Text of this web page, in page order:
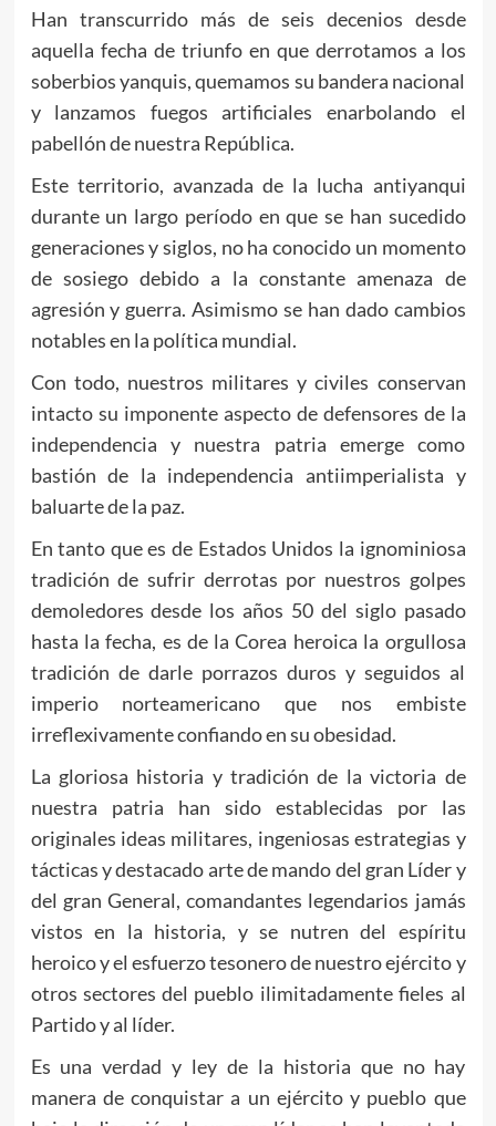
Han transcurrido más de seis decenios desde
aquella fecha de triunfo en que derrotamos a los
soberbios yanquis, quemamos su bandera nacional
y lanzamos fuegos artificiales enarbolando el
pabellón de nuestra República.
Este territorio, avanzada de la lucha antiyanqui
durante un largo período en que se han sucedido
generaciones y siglos, no ha conocido un momento
de sosiego debido a la constante amenaza de
agresión y guerra. Asimismo se han dado cambios
notables en la política mundial.
Con todo, nuestros militares y civiles conservan
intacto su imponente aspecto de defensores de la
independencia y nuestra patria emerge como
bastión de la independencia antiimperialista y
baluarte de la paz.
En tanto que es de Estados Unidos la ignominiosa
tradición de sufrir derrotas por nuestros golpes
demoledores desde los años 50 del siglo pasado
hasta la fecha, es de la Corea heroica la orgullosa
tradición de darle porrazos duros y seguidos al
imperio norteamericano que nos embiste
irreflexivamente confiando en su obesidad.
La gloriosa historia y tradición de la victoria de
nuestra patria han sido establecidas por las
originales ideas militares, ingeniosas estrategias y
tácticas y destacado arte de mando del gran Líder y
del gran General, comandantes legendarios jamás
vistos en la historia, y se nutren del espíritu
heroico y el esfuerzo tesonero de nuestro ejército y
otros sectores del pueblo ilimitadamente fieles al
Partido y al líder.
Es una verdad y ley de la historia que no hay
manera de conquistar a un ejército y pueblo que